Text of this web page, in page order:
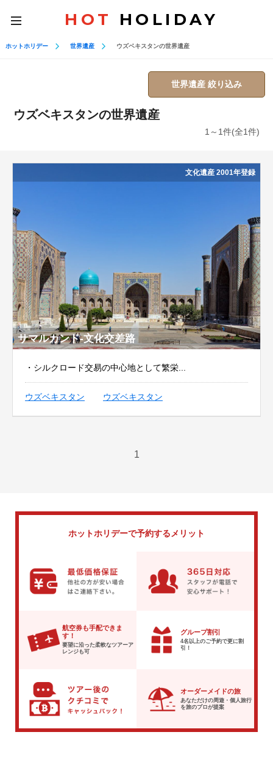
toggle
navigation
HOT HOLIDAY
ホットホリデー 世界遺産 ウズベキスタンの世界遺産
世界遺産 絞り込み
ウズベキスタンの世界遺産
1～1件(全1件)
サマルカンド-文化交差路
文化遺産 2001年登録
・シルクロード交易の中心地として繁栄...
ウズベキスタン ウズベキスタン
1
ホットホリデーで予約するメリット
航空券も手配できま
す！
要望に沿った柔軟なツアーア
レンジも可
グループ割引
4名以上のご予約で更に割
引！
オーダーメイドの旅
あなただけの周遊・個人旅行
を旅のプロが提案